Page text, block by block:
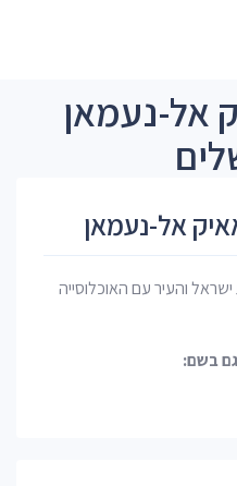
אל-נעמאן
אל-נעמאן
והעיר עם האוכלוסייה
בשם: